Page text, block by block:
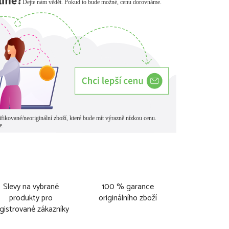
Slevy na vybrané
produkty pro
zákazníky
100 % garance
originálního zboží